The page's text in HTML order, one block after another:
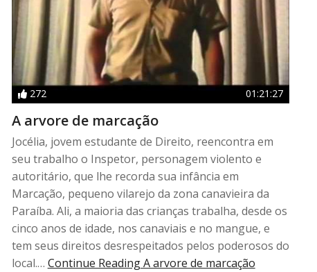
272 01:21:27
A arvore de marcação
Jocélia, jovem estudante de Direito, reencontra em
seu trabalho o Inspetor, personagem violento e
autoritário, que lhe recorda sua infância em
Marcação, pequeno vilarejo da zona canavieira da
Paraíba. Ali, a maioria das crianças trabalha, desde os
cinco anos de idade, nos canaviais e no mangue, e
tem seus direitos desrespeitados pelos poderosos do
local.… Continue ReadingA arvore de marcação